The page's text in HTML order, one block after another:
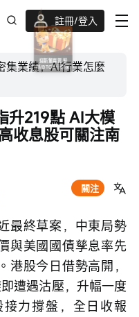
註冊/登入
迎新驚喜賞 股票/BTC等任你揀!
集業績，AI行業怎麼
關注
升219點 AI大模
收息股可關注南
最終草案，中東局勢
與美國國債孳息率先
股今日借勢高開，
遭遇沽壓，升幅一度
力撐盤，全日收報